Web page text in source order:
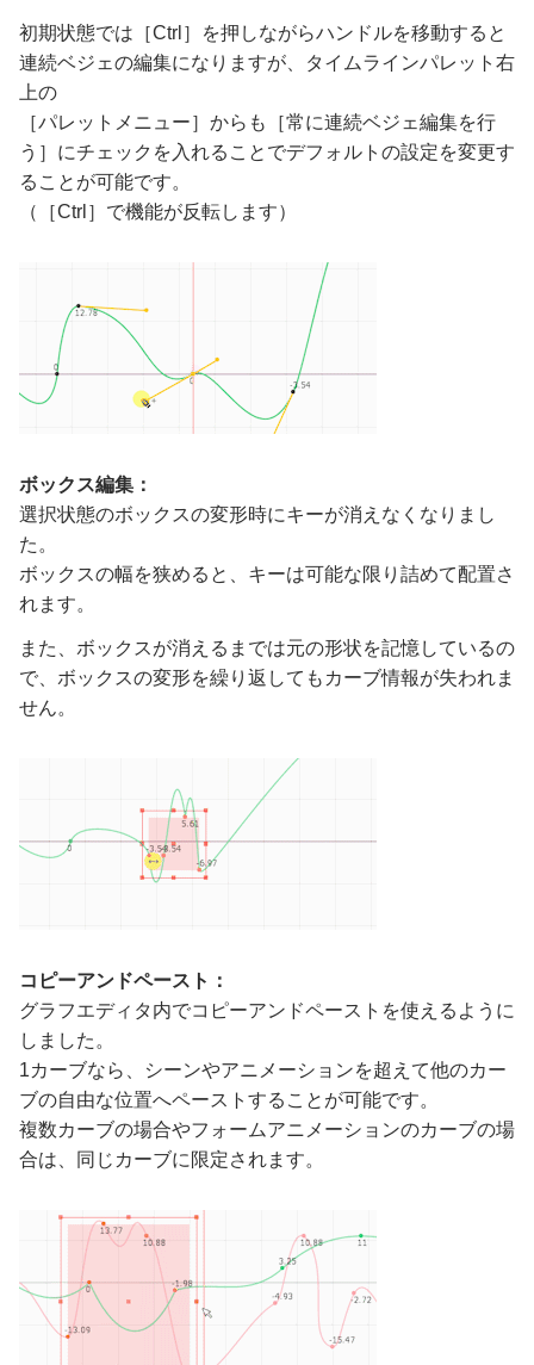
初期状態では［Ctrl］を押しながらハンドルを移動すると
連続ベジェの編集になりますが、タイムラインパレット右
上の
［パレットメニュー］からも［常に連続ベジェ編集を行
う］にチェックを入れることでデフォルトの設定を変更す
ることが可能です。
（［Ctrl］で機能が反転します）
ボックス編集：
選択状態のボックスの変形時にキーが消えなくなりまし
た。
ボックスの幅を狭めると、キーは可能な限り詰めて配置さ
れます。
また、ボックスが消えるまでは元の形状を記憶しているの
で、ボックスの変形を繰り返してもカーブ情報が失われま
せん。
コピーアンドペースト：
グラフエディタ内でコピーアンドペーストを使えるように
しました。
1カーブなら、シーンやアニメーションを超えて他のカー
ブの自由な位置へペーストすることが可能です。
複数カーブの場合やフォームアニメーションのカーブの場
合は、同じカーブに限定されます。